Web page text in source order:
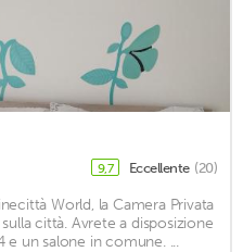
9,7 Eccellente (20)
World, la Camera Privata
città. Avrete a disposizione
e un salone in comune. ...